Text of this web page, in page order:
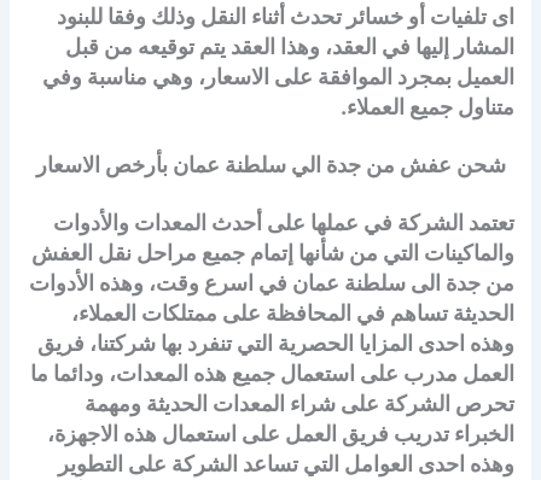
اى تلفيات أو خسائر تحدث أثناء النقل وذلك وفقا للبنود
المشار إليها في العقد، وهذا العقد يتم توقيعه من قبل
العميل بمجرد الموافقة على الاسعار، وهي مناسبة وفي
متناول جميع العملاء.
شحن عفش من جدة الي سلطنة عمان بأرخص الاسعار
تعتمد الشركة في عملها على أحدث المعدات والأدوات
والماكينات التي من شأنها إتمام جميع مراحل نقل العفش
من جدة الى سلطنة عمان في اسرع وقت، وهذه الأدوات
الحديثة تساهم في المحافظة على ممتلكات العملاء،
وهذه احدى المزايا الحصرية التي تنفرد بها شركتنا، فريق
العمل مدرب على استعمال جميع هذه المعدات، ودائما ما
تحرص الشركة على شراء المعدات الحديثة ومهمة
الخبراء تدريب فريق العمل على استعمال هذه الاجهزة،
وهذه احدى العوامل التي تساعد الشركة على التطوير